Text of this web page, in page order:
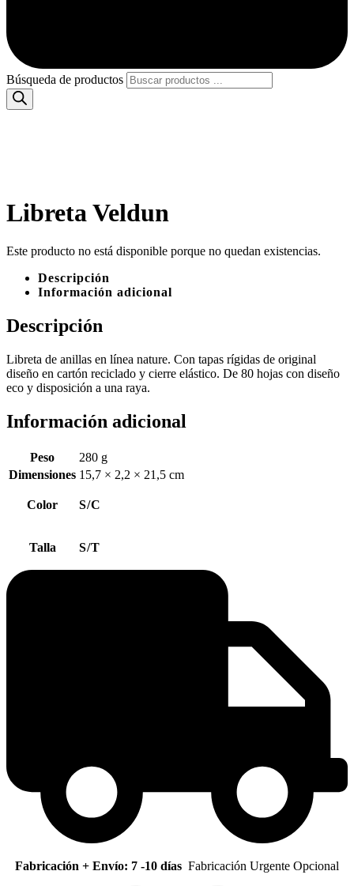
Búsqueda de productos
Libreta Veldun
Este producto no está disponible porque no quedan existencias.
Descripción
Información adicional
Descripción
Libreta de anillas en línea nature. Con tapas rígidas de original
diseño en cartón reciclado y cierre elástico. De 80 hojas con diseño
eco y disposición a una raya.
Información adicional
Peso
280 g
Dimensiones 15,7 × 2,2 × 21,5 cm
Color S/C
Talla S/T
Fabricación + Envío: 7 -10 días Fabricación Urgente Opcional